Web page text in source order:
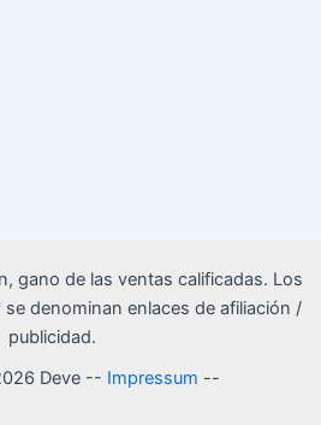
gano de las ventas calificadas. Los
denominan enlaces de afiliación /
publicidad.
Deve -- Impressum --